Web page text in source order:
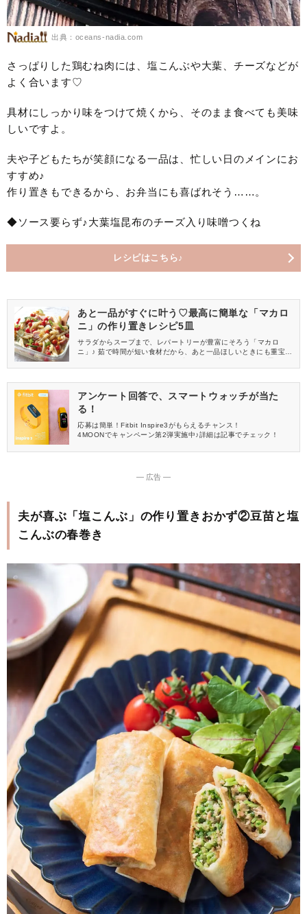
出典：oceans-nadia.com
さっぱりした鶏むね肉には、塩こんぶや大葉、チーズなどが
よく合います♡
具材にしっかり味をつけて焼くから、そのまま食べても美味
しいですよ。
夫や子どもたちが笑顔になる一品は、忙しい日のメインにお
すすめ♪
作り置きもできるから、お弁当にも喜ばれそう……。
◆ソース要らず♪大葉塩昆布のチーズ入り味噌つくね
レシピはこちら♪
あと一品がすぐに叶う♡最高に簡単な「マカロ
ニ」の作り置きレシピ5皿
サラダからスープまで、レパートリーが豊富にそろう「マカロ
ニ」♪ 茹で時間が短い食材だから、あと一品ほしいときにも重宝し
シピをピックアップしました！
アンケート回答で、スマートウォッチが当た
る！
応募は簡単！Fitbit Inspire3がもらえるチャンス！
4MOONでキャンペーン第2弾実施中♪詳細は記事でチェック！
― 広告 ―
夫が喜ぶ「塩こんぶ」の作り置きおかず②豆苗と塩
こんぶの春巻き